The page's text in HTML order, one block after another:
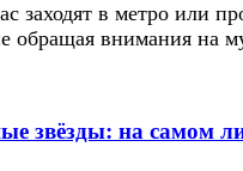
заходят в метро или
обращая внимания на
звёзды: на самом